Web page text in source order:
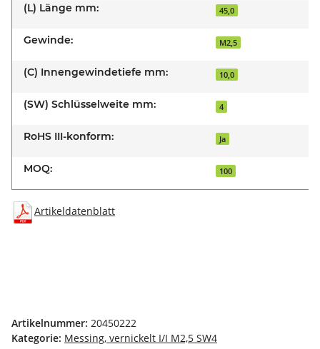
(L) Länge mm: 45,0
Gewinde: M2,5
(C) Innengewindetiefe mm: 10,0
(SW) Schlüsselweite mm: 4
RoHS III-konform: Ja
MOQ: 100
Artikeldatenblatt
Artikelnummer: 20450222
Kategorie: Messing, vernickelt I/I M2,5 SW4